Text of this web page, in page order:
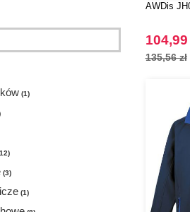
(1)
(3)
(1)
AWDis
104,99
135,56 zł